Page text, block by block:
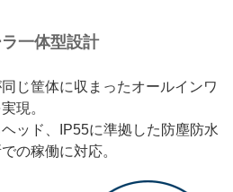
一体型設計
じ筐体に収まったオールインワ
現。
ッド、IP55に準拠した防塵防水
の稼働に対応。